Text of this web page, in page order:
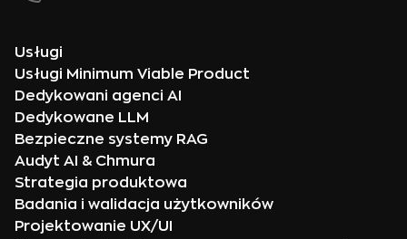
Usługi
Usługi Minimum Viable Product
Dedykowani agenci AI
Dedykowane LLM
Bezpieczne systemy RAG
Audyt AI & Chmura
Strategia produktowa
Badania i walidacja użytkowników
Projektowanie UX/UI